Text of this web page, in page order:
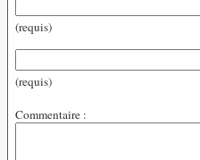
(requis)
(requis)
Commentaire :